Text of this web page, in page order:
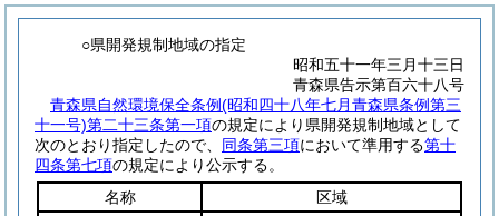
○県開発規制地域の指定
昭和五十一年三月十三日
青森県告示第百六十八号
青森県自然環境保全条例(昭和四十八年七月青森県条例第三
十一号)第二十三条第一項の規定により県開発規制地域として
次のとおり指定したので、 同条第三項において準用する第十
四条第七項の規定により公示する。
名称
区域